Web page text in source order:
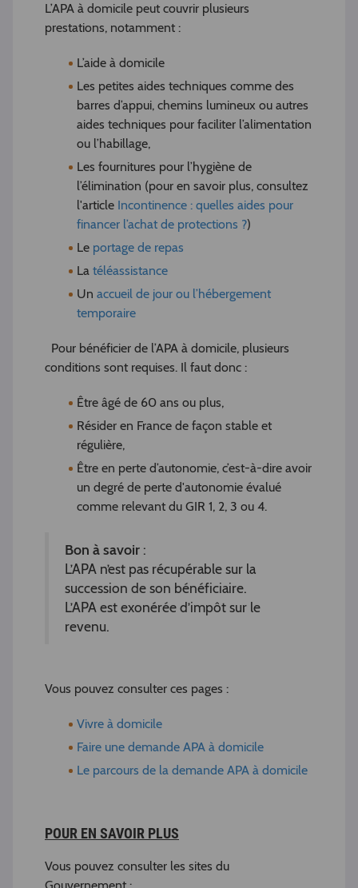
L’APA à domicile peut couvrir plusieurs
prestations, notamment :
L’aide à domicile
Les petites aides techniques comme des
barres d’appui, chemins lumineux ou autres
aides techniques pour faciliter l’alimentation
ou l’habillage,
Les fournitures pour l’hygiène de
l’élimination (pour en savoir plus, consultez
l'article Incontinence : quelles aides pour
financer l’achat de protections ?)
Le portage de repas
La téléassistance
Un accueil de jour ou l’hébergement
temporaire
Pour bénéficier de l’APA à domicile, plusieurs
conditions sont requises. Il faut donc :
Être âgé de 60 ans ou plus,
Résider en France de façon stable et
régulière,
Être en perte d’autonomie, c’est-à-dire avoir
un degré de perte d'autonomie évalué
comme relevant du GIR 1, 2, 3 ou 4.
Bon à savoir :
L’APA n’est pas récupérable sur la
succession de son bénéficiaire.
L’APA est exonérée d’impôt sur le
revenu.
Vous pouvez consulter ces pages :
Vivre à domicile
Faire une demande APA à domicile
Le parcours de la demande APA à domicile
POUR EN SAVOIR PLUS
Vous pouvez consulter les sites du